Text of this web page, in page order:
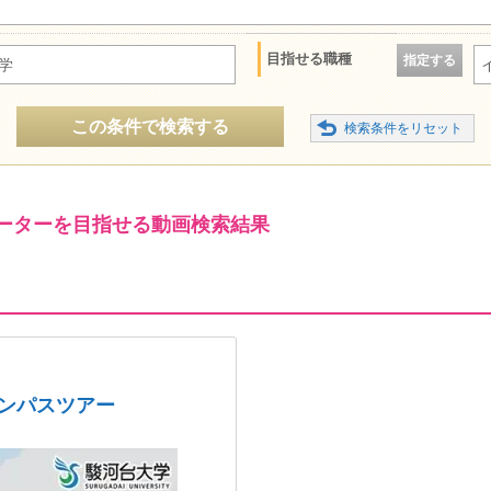
目指せる職種 指定する
この条件で検索する
ターを目指せる動画検索結果
パスツアー